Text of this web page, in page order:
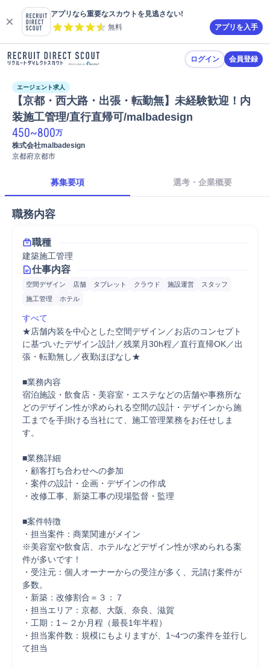
アプリなら重要なスカウトを見逃さない!
無料
アプリを入手
ログイン 会員登録
エージェント求人
【京都・西大路・出張・転勤無】未経験歓迎！内
装施工管理/直行直帰可/malbadesign
450~800万
株式会社malbadesign
京都府京都市
募集要項 選考・企業概要
職務内容
職種
建築施工管理
仕事内容
空間デザイン 店舗 タブレット クラウド 施設運営
スタッフ
施工管理
ホテル
すべて
★店舗内装を中心とした空間デザイン／お店のコンセプト
に基づいたデザイン設計／残業月30h程／直行直帰OK／出
張・転勤無し／夜勤ほぼなし★
■業務内容
宿泊施設・飲食店・美容室・エステなどの店舗や事務所な
どのデザイン性が求められる空間の設計・デザインから施
工までを手掛ける当社にて、施工管理業務をお任せしま
す。
■業務詳細
・顧客打ち合わせへの参加
・案件の設計・企画・デザインの作成
・改修工事、新築工事の現場監督・監理
■案件特徴
・担当案件：商業関連がメイン
※美容室や飲食店、ホテルなどデザイン性が求められる案
件が多いです！
・受注元：個人オーナーからの受注が多く、元請け案件が
多数。
・新築：改修割合＝３：７
・担当エリア：京都、大阪、奈良、滋賀
・工期：1～２か月程（最長1年半程）
・担当案件数：規模にもよりますが、1~4つの案件を並行し
て担当